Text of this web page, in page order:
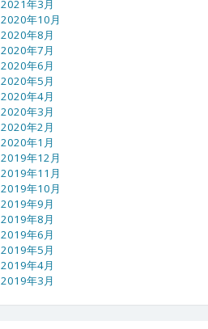
2021年3月
2020年10月
2020年8月
2020年7月
2020年6月
2020年5月
2020年4月
2020年3月
2020年2月
2020年1月
2019年12月
2019年11月
2019年10月
2019年9月
2019年8月
2019年6月
2019年5月
2019年4月
2019年3月